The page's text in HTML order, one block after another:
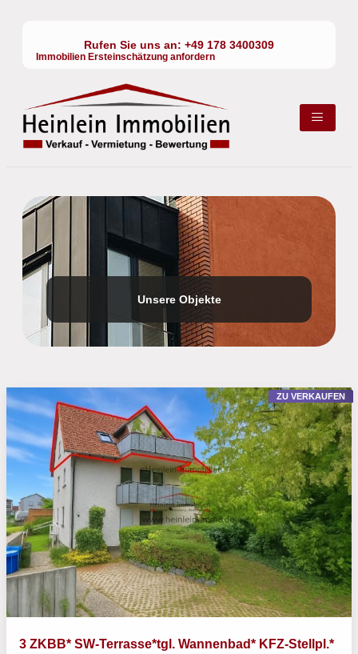
Rufen Sie uns an: +49 178 3400309
Immobilien Ersteinschätzung anfordern
Unsere Objekte
3 ZKBB* SW-Terrasse*tgl. Wannenbad* KFZ-Stellpl.*
ZU VERKAUFEN